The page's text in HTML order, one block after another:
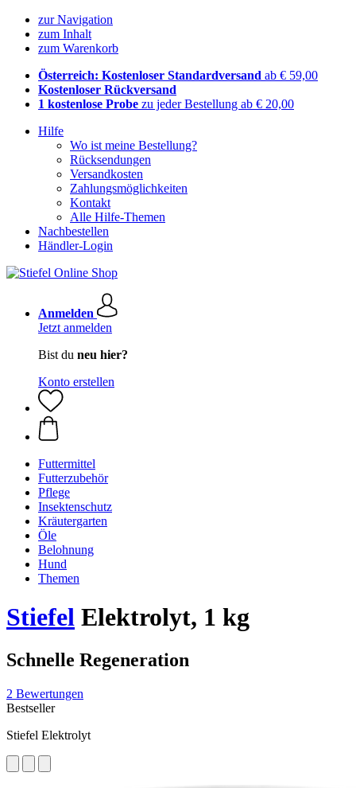
zur Navigation
zum Inhalt
zum Warenkorb
Österreich: Kostenloser Standardversand ab € 59,00
Kostenloser Rückversand
1 kostenlose Probe zu jeder Bestellung ab € 20,00
Hilfe
Wo ist meine Bestellung?
Rücksendungen
Versandkosten
Zahlungsmöglichkeiten
Kontakt
Alle Hilfe-Themen
Nachbestellen
Händler-Login
Anmelden
Jetzt anmelden
Bist du neu hier?
Konto erstellen
Futtermittel
Futterzubehör
Pflege
Insektenschutz
Kräutergarten
Öle
Belohnung
Hund
Themen
Stiefel Elektrolyt, 1 kg
Schnelle Regeneration
2 Bewertungen
Bestseller
Stiefel Elektrolyt